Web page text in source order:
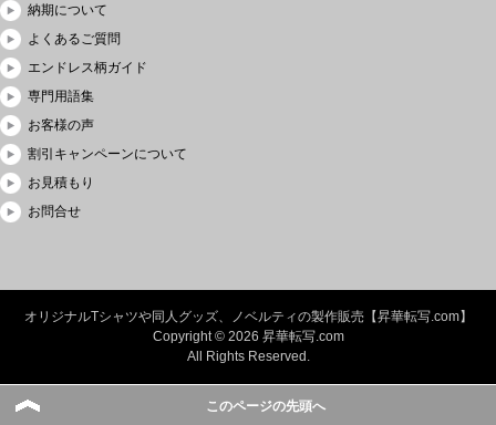
納期について
よくあるご質問
エンドレス柄ガイド
専門用語集
お客様の声
割引キャンペーンについて
お見積もり
お問合せ
オリジナルTシャツや同人グッズ、ノベルティの製作販売【昇華転写.com】
Copyright © 2026 昇華転写.com
All Rights Reserved.
このページの先頭へ